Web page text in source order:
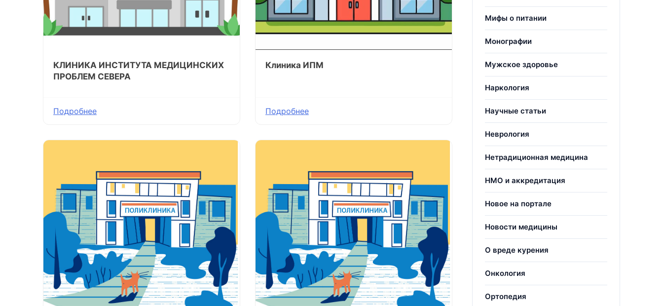
КЛИНИКА ИНСТИТУТА МЕДИЦИНСКИХ
ПРОБЛЕМ СЕВЕРА
Подробнее
Клиника ИПМ
Подробнее
Мифы о питании
Монографии
Мужское здоровье
Наркология
Научные статьи
Неврология
Нетрадиционная медицина
НМО и аккредитация
Новое на портале
Новости медицины
О вреде курения
Онкология
Ортопедия